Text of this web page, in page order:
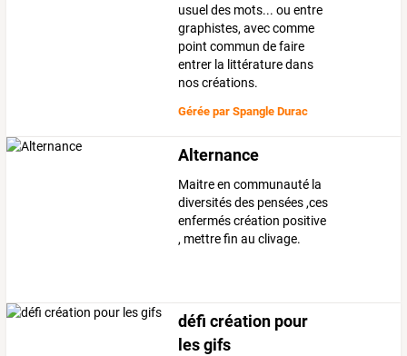
usuel des mots... ou entre
graphistes, avec comme
point commun de faire
entrer la littérature dans
nos créations.
Gérée parSpangle Durac
Alternance
Maitre en communauté la
diversités des pensées ,ces
enfermés création positive
, mettre fin au clivage.
défi création pour
les gifs